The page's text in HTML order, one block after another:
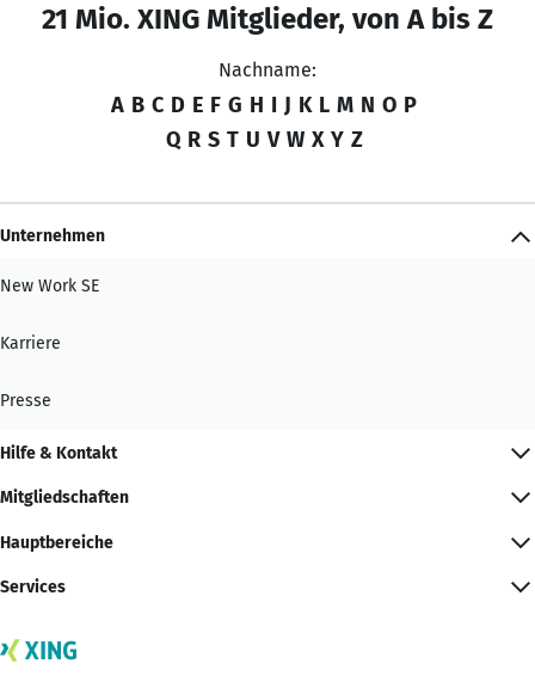
21 Mio. XING Mitglieder, von A bis Z
Nachname:
A B C D E F G H I J K L M N O P
Q R S T U V W X Y Z
Unternehmen
New Work SE
Karriere
Presse
Hilfe & Kontakt
Mitgliedschaften
Hauptbereiche
Services